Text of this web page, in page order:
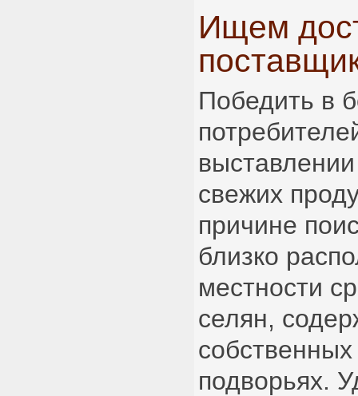
Ищем
Победить в
свежих
причине
близко
местности
селян,
подворьях.